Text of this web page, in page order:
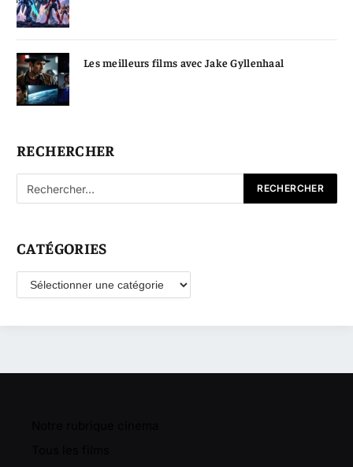
Les meilleurs films avec Jake Gyllenhaal
RECHERCHER
CATÉGORIES
Catégories